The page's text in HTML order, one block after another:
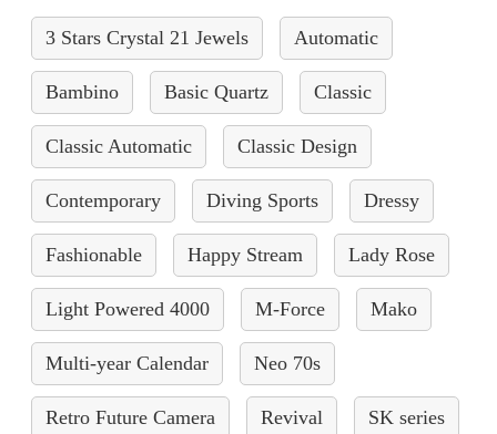
3 Stars Crystal 21 Jewels Automatic
Bambino Basic Quartz Classic
Classic Automatic Classic Design
Contemporary Diving Sports Dressy
Fashionable Happy Stream Lady Rose
Light Powered 4000 M-Force Mako
Multi-year Calendar Neo 70s
Retro Future Camera Revival SK series